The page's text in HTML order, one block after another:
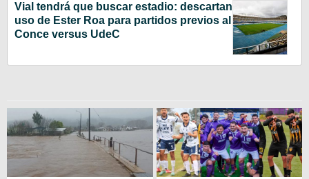
Vial tendrá que buscar estadio: descartan
uso de Ester Roa para partidos previos al
Conce versus UdeC